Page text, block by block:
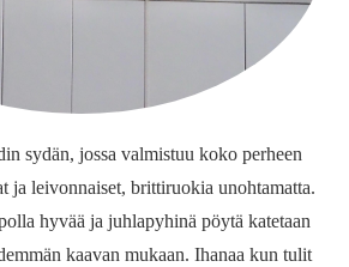
sydän, jossa valmistuu koko perheen
ja leivonnaiset, brittiruokia unohtamatta.
hyvää ja juhlapyhinä pöytä katetaan
kaavan mukaan. Ihanaa kun tulit